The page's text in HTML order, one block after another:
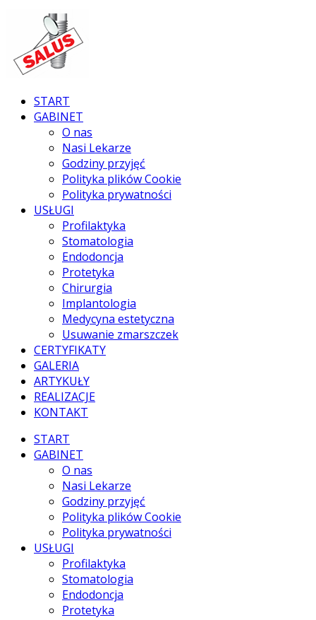
START
GABINET
O nas
Nasi Lekarze
Godziny przyjęć
Polityka plików Cookie
Polityka prywatności
USŁUGI
Profilaktyka
Stomatologia
Endodoncja
Protetyka
Chirurgia
Implantologia
Medycyna estetyczna
Usuwanie zmarszczek
CERTYFIKATY
GALERIA
ARTYKUŁY
REALIZACJE
KONTAKT
START
GABINET
O nas
Nasi Lekarze
Godziny przyjęć
Polityka plików Cookie
Polityka prywatności
USŁUGI
Profilaktyka
Stomatologia
Endodoncja
Protetyka